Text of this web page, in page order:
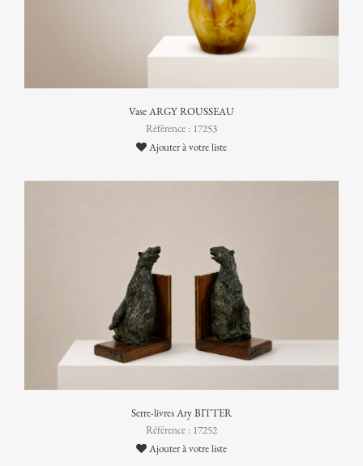
Vase ARGY ROUSSEAU
Référence : 17253
Ajouter à votre liste
Serre-livres Ary BITTER
Référence : 17252
Ajouter à votre liste